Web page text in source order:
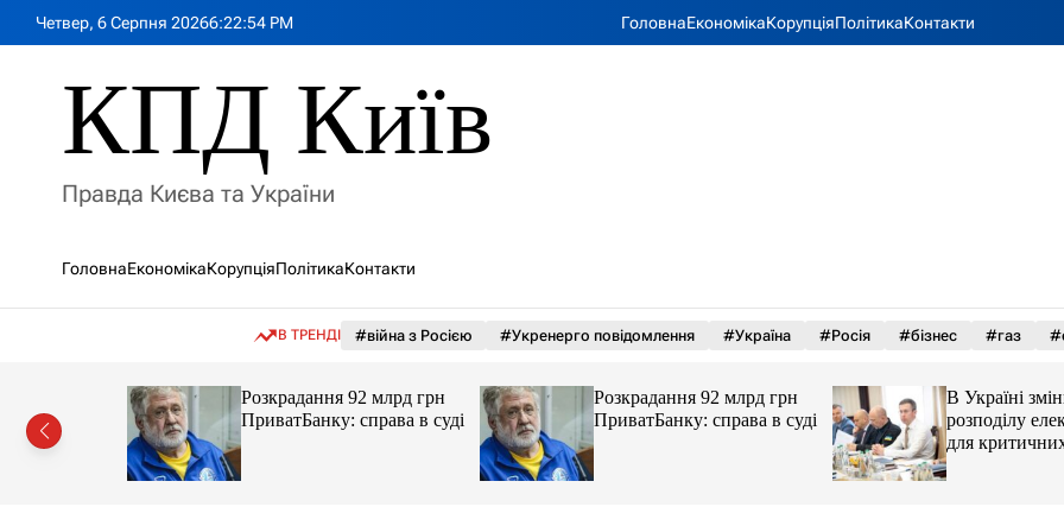
Четвер, 6 Серпня 20266:22:55 PM ГоловнаЕкономікаКорупціяПолітикаКонтакти
КПД Київ
Правда Києва та України
ГоловнаЕкономікаКорупціяПолітикаКонтакти
В ТРЕНДІ #війна з Росією #Укренерго повідомлення #Україна #Росія #бізнес #газ
Розкрадання 92 млрд грн
ПриватБанку: справа в суді
Розкрадання 92 млрд грн
ПриватБанку: справа в суді
В Україні
розподілу
для критичних